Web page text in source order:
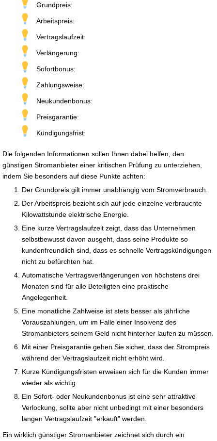
Grundpreis:
Arbeitspreis:
Vertragslaufzeit:
Verlängerung:
Sofortbonus:
Zahlungsweise:
Neukundenbonus:
Preisgarantie:
Kündigungsfrist:
Die folgenden Informationen sollen Ihnen dabei helfen, den
günstigen Stromanbieter einer kritischen Prüfung zu unterziehen,
indem Sie besonders auf diese Punkte achten:
Der Grundpreis gilt immer unabhängig vom Stromverbrauch.
Der Arbeitspreis bezieht sich auf jede einzelne verbrauchte
Kilowattstunde elektrische Energie.
Eine kurze Vertragslaufzeit zeigt, dass das Unternehmen
selbstbewusst davon ausgeht, dass seine Produkte so
kundenfreundlich sind, dass es schnelle Vertragskündigungen
nicht zu befürchten hat.
Automatische Vertragsverlängerungen von höchstens drei
Monaten sind für alle Beteiligten eine praktische
Angelegenheit.
Eine monatliche Zahlweise ist stets besser als jährliche
Vorauszahlungen, um im Falle einer Insolvenz des
Stromanbieters seinem Geld nicht hinterher laufen zu müssen.
Mit einer Preisgarantie gehen Sie sicher, dass der Strompreis
während der Vertragslaufzeit nicht erhöht wird.
Kurze Kündigungsfristen erweisen sich für die Kunden immer
wieder als wichtig.
Ein Sofort- oder Neukundenbonus ist eine sehr attraktive
Verlockung, sollte aber nicht unbedingt mit einer besonders
langen Vertragslaufzeit "erkauft" werden.
Ein wirklich günstiger Stromanbieter zeichnet sich durch ein